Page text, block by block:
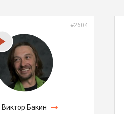
#2604
Виктор Бакин